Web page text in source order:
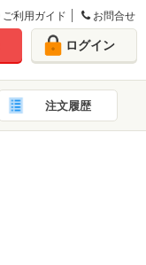
ご利用ガイド お問合せ
ログイン
注文履歴